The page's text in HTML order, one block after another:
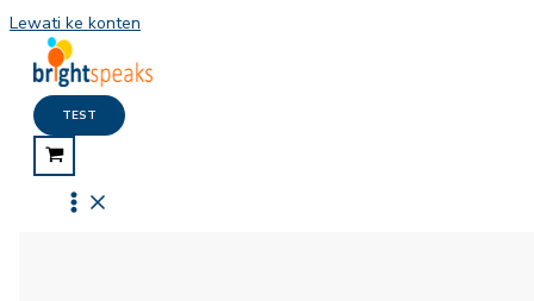
Lewati ke konten
TEST